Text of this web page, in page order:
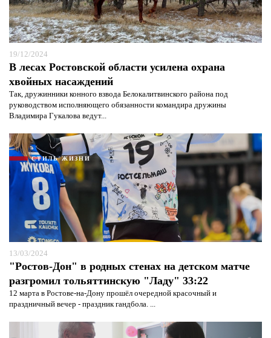
19/12/2024
В лесах Ростовской области усилена охрана
хвойных насаждений
Так, дружинники конного взвода Белокалитвинского района под
руководством исполняющего обязанности командира дружины
Владимира Гукалова ведут...
СТИЛЬ ЖИЗНИ
13/03/2024
"Ростов-Дон" в родных стенах на детском матче
разгромил тольяттинскую "Ладу" 33:22
12 марта в Ростове-на-Дону прошёл очередной красочный и
праздничный вечер - праздник гандбола. ...